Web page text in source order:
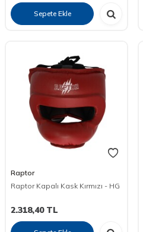
Sepete Ekle
Raptor
Raptor Kapalı Kask Kırmızı - HG
2.318,40TL